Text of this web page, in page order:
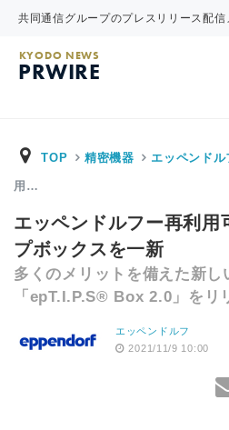
共同通信グループのプレスリリース配信
KYODO NEWS
PRWIRE
TOP 精密機器 エッペンドル
用…
エッペンドルフー再利用
プボックスを一新
多くのメリットを備えた新し
「epT.I.P.S® Box 2.0」をリ
エッペンドルフ
2021/11/9 10:00